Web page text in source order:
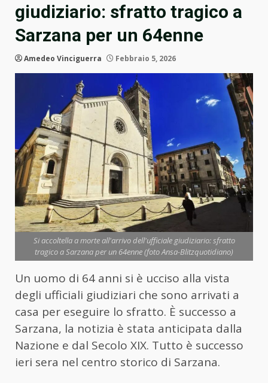
giudiziario: sfratto tragico a
Sarzana per un 64enne
Amedeo Vinciguerra Febbraio 5, 2026
Si accoltella a morte all'arrivo dell'ufficiale giudiziario: sfratto
tragico a Sarzana per un 64enne (foto Ansa-Blitzquotidiano)
Un uomo di 64 anni si è ucciso alla vista
degli ufficiali giudiziari che sono arrivati a
casa per eseguire lo sfratto. È successo a
Sarzana, la notizia è stata anticipata dalla
Nazione e dal Secolo XIX. Tutto è successo
ieri sera nel centro storico di Sarzana.